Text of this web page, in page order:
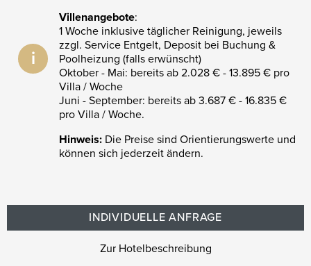
i
Villenangebote:
1 Woche inklusive täglicher Reinigung, jeweils
zzgl. Service Entgelt, Deposit bei Buchung &
Poolheizung (falls erwünscht)
Oktober - Mai: bereits ab 2.028 € - 13.895 € pro
Villa / Woche
Juni - September: bereits ab 3.687 € - 16.835 €
pro Villa / Woche.
Hinweis: Die Preise sind Orientierungswerte und
können sich jederzeit ändern.
INDIVIDUELLE ANFRAGE
Zur Hotelbeschreibung